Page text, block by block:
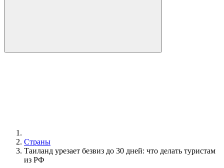
Страны
Таиланд урезает безвиз до 30 дней: что делать туристам
из РФ